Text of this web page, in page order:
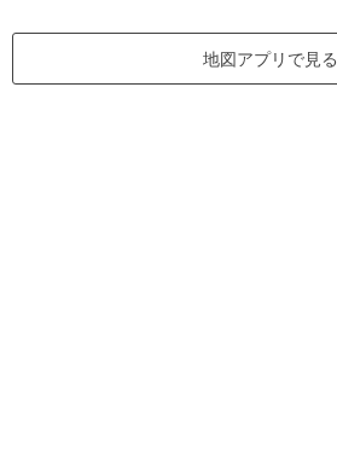
地図アプリで見る